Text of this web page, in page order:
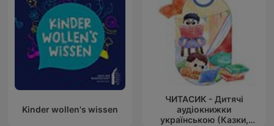
Kinder wollen's wissen
ЧИТАСИК - Дитячі
аудіокнижки
українською (Казки,